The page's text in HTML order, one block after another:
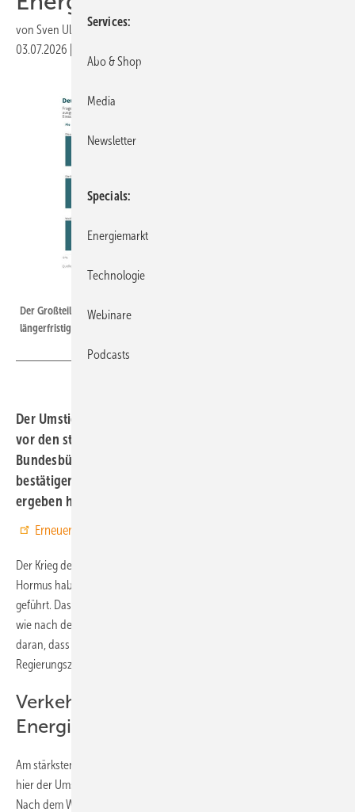
von Sven Ullrich
03.07.2026
Der Großteil der Deutschen geht davon aus, dass die Energiekrise eine
längerfristige Angelegenheit ist.
Der Umstieg auf ein Elektroauto könnte die Haushalte
vor den steigenden Energiepreisen schützen. Vor allem
Bundesbürger mit Erfahrungen in der Elektromobilität
bestätigen diesen Trend, wie eine Umfrage der IKND
ergeben hat.
Erneuerbare Energien bei Google bevorzugen
Der Krieg der USA gegen den Iran und die Sperrung der Straße von
Hormus haben bereits zur zweiten Energiekrise in diesem Jahrzehnt
geführt. Dass die Strompreise nicht durch die Decke gegangen sind,
wie nach dem Überfall Russlands auf die Ukraine, liegt vordergründig
daran, dass der Ausbau der erneuerbaren Energien während der
Regierungszeit der Ampel kräftig Fahrt aufgenommen hatte.
Verkehrssektor ist dem fossilen
Energiemarkt ausgeliefert
Am stärksten spürt die derzeitige Energiekrise der Verkehrssektor, da
hier der Umstieg auf die Elektromobilität nur schleppend voranging.
Nach dem Wegfall des Tankrabatts haben die Mineralölkonzerne
Services
Abo & Shop
Media
Newsletter
Specials
Energiemarkt
Technologie
Webinare
Podcasts